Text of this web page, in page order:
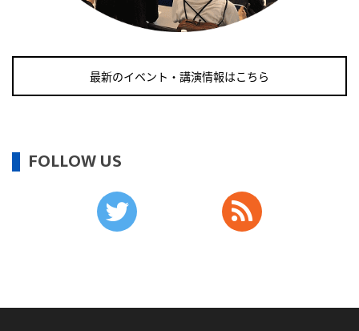
2026/09/11(金)
・世界アルツハイマー月間
・健康増進普及月間
・歯ヂカラ探究月間
・世界アルツハイマー月間
最新のイベント・講演情報はこちら
FOLLOW US